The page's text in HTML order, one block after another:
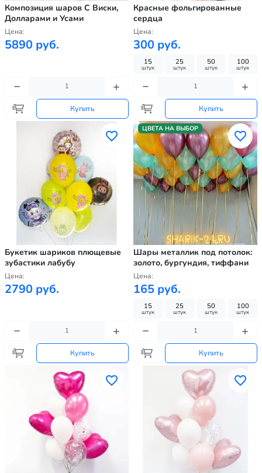
Композиция шаров С Виски,
Долларами и Усами
Цена:
5890 руб.
Купить
Красные фольгированные
сердца
Цена:
300 руб.
15
штук
25
штук
50
штук
100
штук
Купить
Букетик шариков плющевые
зубастики лабубу
Цена:
2790 руб.
Купить
ЦВЕТА НА ВЫБОР
Шары металлик под потолок:
золото, бургундия, тиффани
Цена:
165 руб.
15
штук
25
штук
50
штук
100
штук
Купить